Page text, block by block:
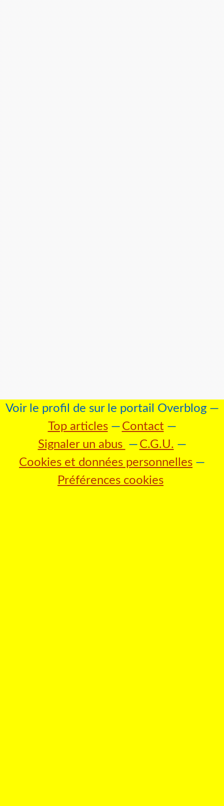
Voir le profil de sur le portail Overblog
Top articles
Contact
Signaler un abus
C.G.U.
Cookies et données personnelles
Préférences cookies